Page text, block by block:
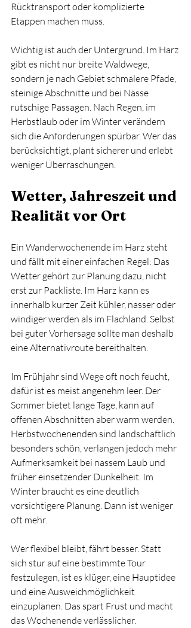
Rücktransport oder komplizierte
Etappen machen muss.
Wichtig ist auch der Untergrund. Im Harz
gibt es nicht nur breite Waldwege,
sondern je nach Gebiet schmalere Pfade,
steinige Abschnitte und bei Nässe
rutschige Passagen. Nach Regen, im
Herbstlaub oder im Winter verändern
sich die Anforderungen spürbar. Wer das
berücksichtigt, plant sicherer und erlebt
weniger Überraschungen.
Wetter, Jahreszeit und
Realität vor Ort
Ein Wanderwochenende im Harz steht
und fällt mit einer einfachen Regel: Das
Wetter gehört zur Planung dazu, nicht
erst zur Packliste. Im Harz kann es
innerhalb kurzer Zeit kühler, nasser oder
windiger werden als im Flachland. Selbst
bei guter Vorhersage sollte man deshalb
eine Alternativroute bereithalten.
Im Frühjahr sind Wege oft noch feucht,
dafür ist es meist angenehm leer. Der
Sommer bietet lange Tage, kann auf
offenen Abschnitten aber warm werden.
Herbstwochenenden sind landschaftlich
besonders schön, verlangen jedoch mehr
Aufmerksamkeit bei nassem Laub und
früher einsetzender Dunkelheit. Im
Winter braucht es eine deutlich
vorsichtigere Planung. Dann ist weniger
oft mehr.
Wer flexibel bleibt, fährt besser. Statt
sich stur auf eine bestimmte Tour
festzulegen, ist es klüger, eine Hauptidee
und eine Ausweichmöglichkeit
einzuplanen. Das spart Frust und macht
das Wochenende verlässlicher.